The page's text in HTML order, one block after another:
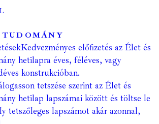
Kedvezményes előfizetés az Élet és
hetilapra éves, féléves, vagy
konstrukcióban.
tetszése szerint az Élet és
hetilap lapszámai között és töltse le
tetszőleges lapszámot akár azonnal,